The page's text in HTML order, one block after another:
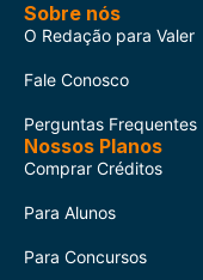
Sobre nós
O Redação para Valer
Fale Conosco
Perguntas Frequentes
Nossos Planos
Comprar Créditos
Para Alunos
Para Concursos